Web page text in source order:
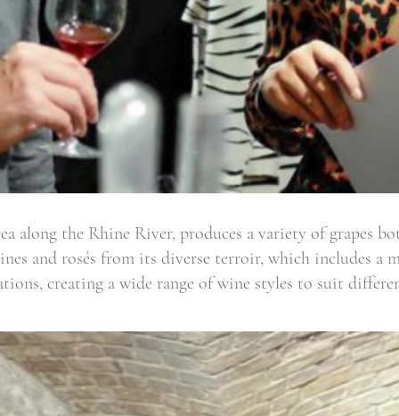
along the Rhine River, produces a variety of grapes
and rosés from its diverse terroir, which includes a
creating a wide range of wine styles to suit